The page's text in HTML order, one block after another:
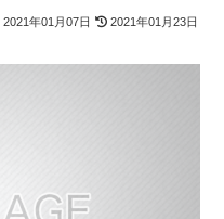
2021年01月07日 2021年01月23日